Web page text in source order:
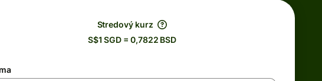
Stredový kurz
S$1 SGD = 0,7822 BSD